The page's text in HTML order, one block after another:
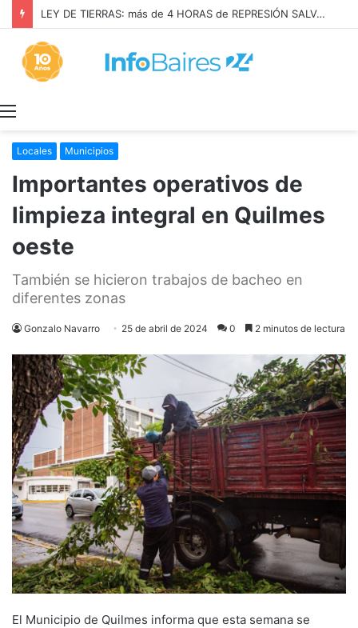
LEY DE TIERRAS: más de 4 HORAS de REPRESIÓN SALVAJE en el CONGRESO
Locales Municipios
Importantes operativos de
limpieza integral en Quilmes
oeste
También se hicieron trabajos de bacheo en
diferentes zonas
Gonzalo Navarro 25 de abril de 2024 0 2 minutos de lectura
El Municipio de Quilmes informa que esta semana se